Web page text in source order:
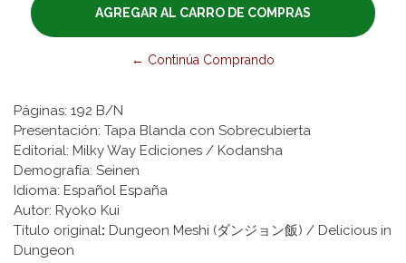
← Continúa Comprando
Páginas: 192 B/N
Presentación: Tapa Blanda con Sobrecubierta
Editorial: Milky Way Ediciones / Kodansha
Demografía: Seinen
Idioma: Español España
Autor: Ryoko Kui
Título original: Dungeon Meshi (ダンジョン飯) / Delicious in
Dungeon